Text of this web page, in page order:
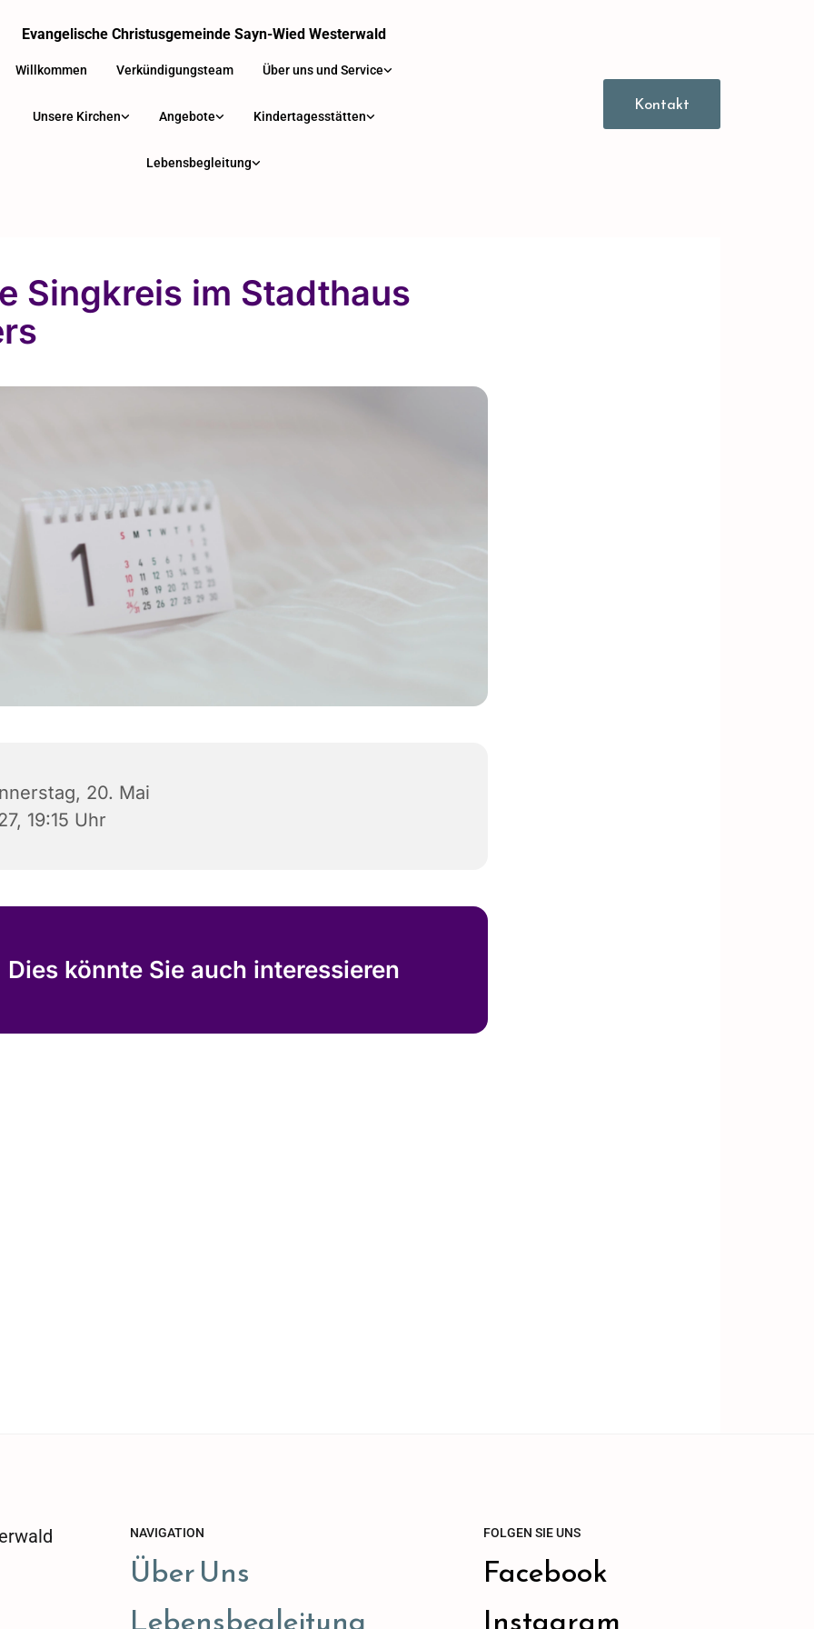
Evangelische Christusgemeinde Sayn-Wied Westerwald
Willkommen Verkündigungsteam Über uns und Service
Unsere Kirchen Angebote Kindertagesstätten
Lebensbegleitung
Kontakt
Singkreis im Stadthaus
20. Mai
19:15 Uhr
Dies könnte Sie auch interessieren
NAVIGATION
Über Uns
FOLGEN SIE UNS
Facebook